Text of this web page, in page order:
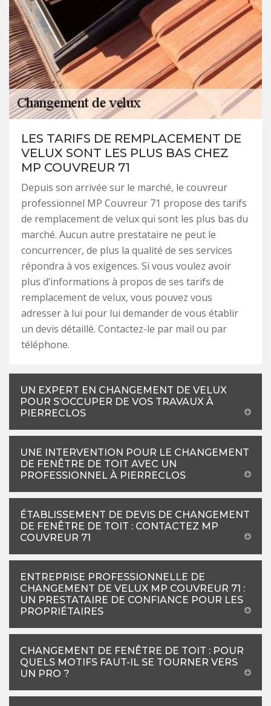
LES TARIFS DE REMPLACEMENT DE
VELUX SONT LES PLUS BAS CHEZ
MP COUVREUR 71
Depuis son arrivée sur le marché, le couvreur
professionnel MP Couvreur 71 propose des tarifs
de remplacement de velux qui sont les plus bas du
marché. Aucun autre prestataire ne peut le
concurrencer, de plus la qualité de ses services
répondra à vos exigences. Si vous voulez avoir
plus d’informations à propos de ses tarifs de
remplacement de velux, vous pouvez vous
adresser à lui pour lui demander de vous établir
un devis détaillé. Contactez-le par mail ou par
téléphone.
UN EXPERT EN CHANGEMENT DE VELUX
POUR S’OCCUPER DE VOS TRAVAUX À
PIERRECLOS
UNE INTERVENTION POUR LE CHANGEMENT
DE FENÊTRE DE TOIT AVEC UN
PROFESSIONNEL À PIERRECLOS
ÉTABLISSEMENT DE DEVIS DE CHANGEMENT
DE FENÊTRE DE TOIT : CONTACTEZ MP
COUVREUR 71
ENTREPRISE PROFESSIONNELLE DE
CHANGEMENT DE VELUX MP COUVREUR 71 :
UN PRESTATAIRE DE CONFIANCE POUR LES
PROPRIÉTAIRES
CHANGEMENT DE FENÊTRE DE TOIT : POUR
QUELS MOTIFS FAUT-IL SE TOURNER VERS
UN PRO ?